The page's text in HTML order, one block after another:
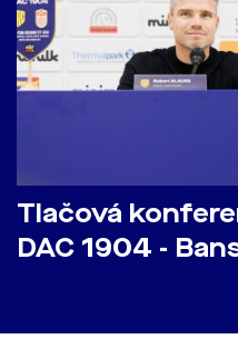
Tlačová
DAC 1904 -